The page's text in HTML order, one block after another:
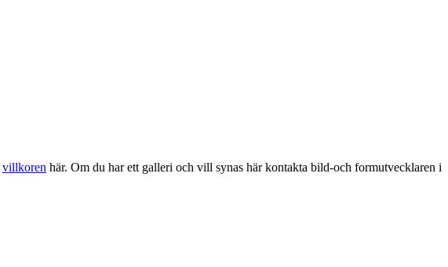
villkoren här. Om du har ett galleri och vill synas här kontakta bild-och formutvecklaren i